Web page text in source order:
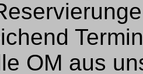
OM aus